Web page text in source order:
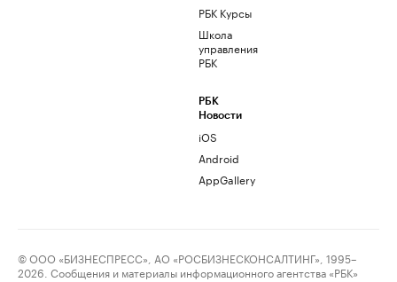
РБК Курсы
Школа
управления
РБК
РБК
Новости
iOS
Android
AppGallery
© ООО «БИЗНЕСПРЕСС», АО «РОСБИЗНЕСКОНСАЛТИНГ», 1995–
2026. Сообщения и материалы информационного агентства «РБК»